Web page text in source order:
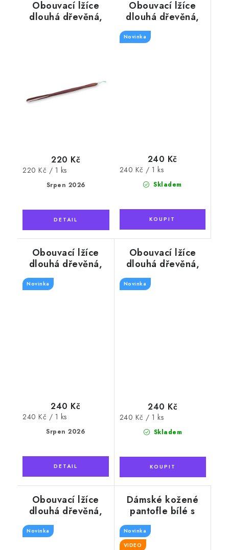
Obouvací lžíce
dlouhá dřevěná,
Srpen 2026
220 Kč
Měrná
220 Kč / 1 ks
Obouvací lžíce
dlouhá dřevěná,
barva olše, 74 cm
Novinka
Skladem
240 Kč
Měrná
240 Kč / 1 ks
Obouvací lžíce
dlouhá dřevěná,
barva přírodní 74
Novinka
Srpen 2026
240 Kč
Měrná
240 Kč / 1 ks
Obouvací lžíce
dlouhá dřevěná,
barva mahagon 74
Novinka
Skladem
240 Kč
Měrná
240 Kč / 1 ks
Obouvací lžíce
dlouhá dřevěná,
barva tmavý
mahagon 74 cm
Novinka
Dámské kožené
pantofle bílé s
květy, plná špička
Novinka
VIDEO